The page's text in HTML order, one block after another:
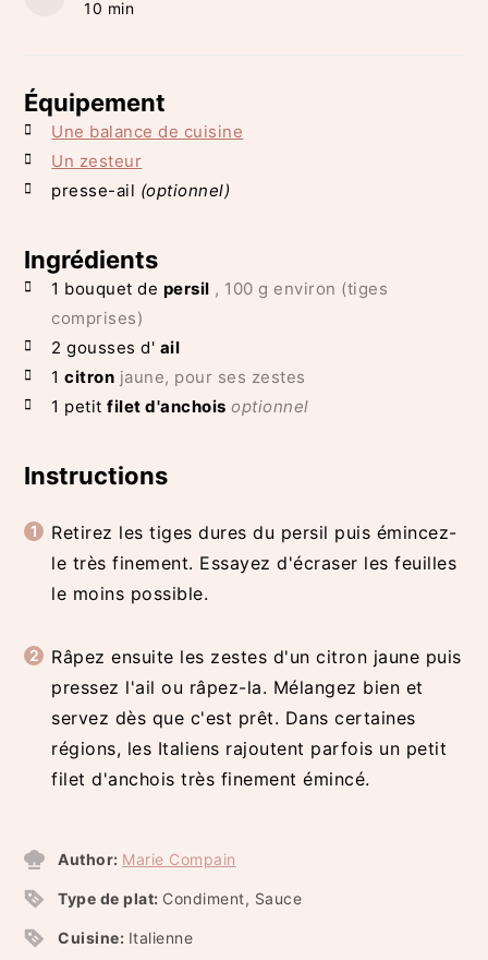
10 minutes
min
Équipement
Une balance de cuisine
Un zesteur
presse-ail (optionnel)
Ingrédients
1 bouquet de persil , 100 g environ (tiges
comprises)
2 gousses d' ail
1 citron jaune, pour ses zestes
1 petit filet d'anchois optionnel
Instructions
Retirez les tiges dures du persil puis émincez-
le très finement. Essayez d'écraser les feuilles
le moins possible.
Râpez ensuite les zestes d'un citron jaune puis
pressez l'ail ou râpez-la. Mélangez bien et
servez dès que c'est prêt. Dans certaines
régions, les Italiens rajoutent parfois un petit
filet d'anchois très finement émincé.
Author: Marie Compain
Type de plat: Condiment, Sauce
Cuisine: Italienne